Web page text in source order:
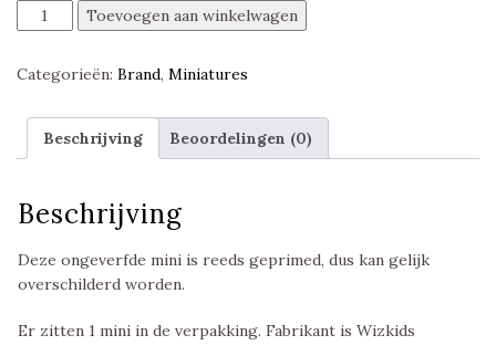
Animated
Fire
Nolzur's
Miniatures
Unpainted,
aantal
Toevoegen aan winkelwagen
Categorieën: Brand, Miniatures
Beschrijving Beoordelingen (0)
Beschrijving
Deze ongeverfde mini is reeds geprimed, dus kan gelijk
overschilderd worden.
Er zitten 1 mini in de verpakking. Fabrikant is Wizkids